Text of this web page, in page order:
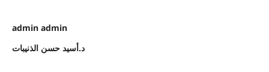
admin admin
د.أسيد حسن الذنيبات